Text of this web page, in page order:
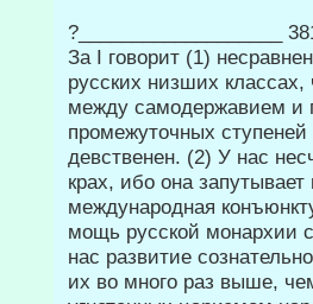
?___________________
За I говорит (1)
русских низших
между самодержа­вием и
промежуточных
девственен. (2) У нас
крах, ибо она
международная
мощь русской монархии
нас развитие
их во много раз выше,